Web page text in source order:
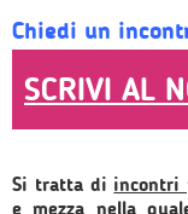
Chiedi un
SCRIVI AL
Si tratta di incontri
e mezza nella